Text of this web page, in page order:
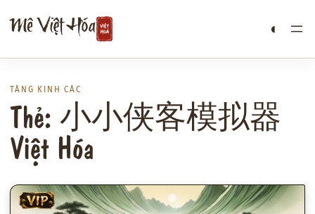
đến
nội
dung
Mê Việt Hóa ◐
TÀNG KINH CÁC
Thẻ: 小小侠客模拟器
Việt Hóa
VIP